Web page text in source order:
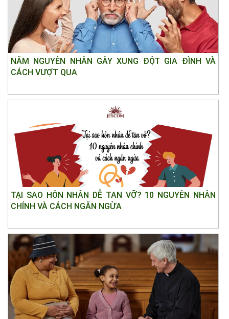
NĂM NGUYÊN NHÂN GÂY XUNG ĐỘT GIA ĐÌNH VÀ
CÁCH VƯỢT QUA
TẠI SAO HÔN NHÂN DỄ TAN VỠ? 10 NGUYÊN NHÂN
CHÍNH VÀ CÁCH NGĂN NGỪA